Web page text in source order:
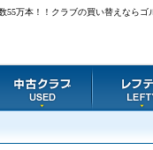
55万本！！クラブの買い替えなら